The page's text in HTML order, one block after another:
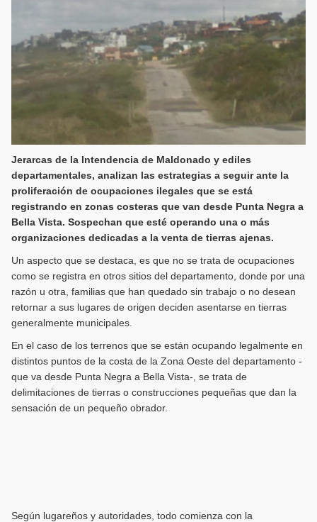
Jerarcas de la Intendencia de Maldonado y ediles
departamentales, analizan las estrategias a seguir ante la
proliferación de ocupaciones ilegales que se está
registrando en zonas costeras que van desde Punta Negra a
Bella Vista. Sospechan que esté operando una o más
organizaciones dedicadas a la venta de tierras ajenas.
Un aspecto que se destaca, es que no se trata de ocupaciones
como se registra en otros sitios del departamento, donde por una
razón u otra, familias que han quedado sin trabajo o no desean
retornar a sus lugares de origen deciden asentarse en tierras
generalmente municipales.
En el caso de los terrenos que se están ocupando legalmente en
distintos puntos de la costa de la Zona Oeste del departamento -
que va desde Punta Negra a Bella Vista-, se trata de
delimitaciones de tierras o construcciones pequeñas que dan la
sensación de un pequeño obrador.
Según lugareños y autoridades, todo comienza con la